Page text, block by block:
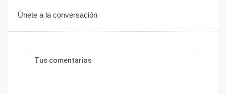
Únete a la conversación